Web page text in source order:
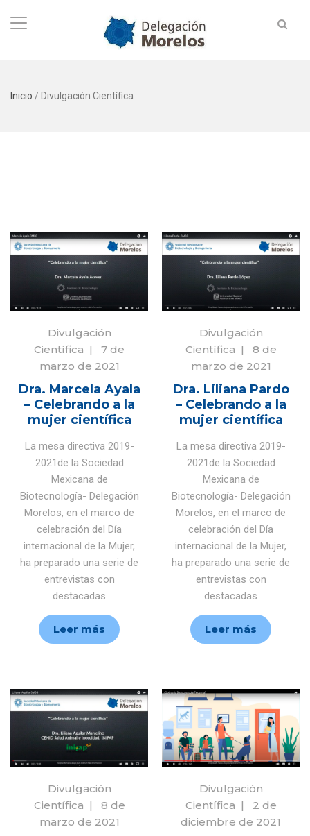
Inicio / Divulgación Científica
Divulgación
Científica | 7 de
marzo de 2021
Dra. Marcela Ayala
– Celebrando a la
mujer científica
La mesa directiva 2019-
2021de la Sociedad
Mexicana de
Biotecnología- Delegación
Morelos, en el marco de
celebración del Día
internacional de la Mujer,
ha preparado una serie de
entrevistas con
destacadas
Leer más
Divulgación
Científica | 8 de
marzo de 2021
Dra. Liliana Pardo
– Celebrando a la
mujer científica
La mesa directiva 2019-
2021de la Sociedad
Mexicana de
Biotecnología- Delegación
Morelos, en el marco de
celebración del Día
internacional de la Mujer,
ha preparado una serie de
entrevistas con
destacadas
Leer más
Divulgación
Científica | 8 de
marzo de 2021
Divulgación
Científica | 2 de
diciembre de 2021